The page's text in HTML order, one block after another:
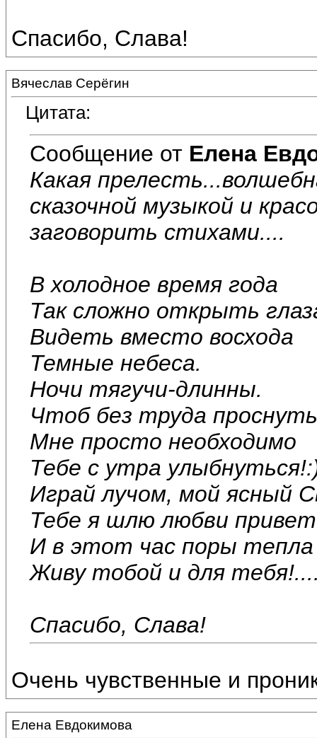
Спасибо, Слава!
Вячеслав Серёгин
Цитата:
Сообщение от Елена
Какая
сказочной музыкой и
заговорить стихами....
В холодное время года
Так сложно открыть
Видеть вместо восхода
Темные небеса.
Ночи тягучи-длинны.
Чтоб без труда
Мне просто необходимо
Тебе с утра
Играй лучом, мой ясный
Тебе я шлю любви
И в этот час поры тепла
Живу тобой и для
Спасибо, Слава!
Очень чувственные и
Елена Евдокимова